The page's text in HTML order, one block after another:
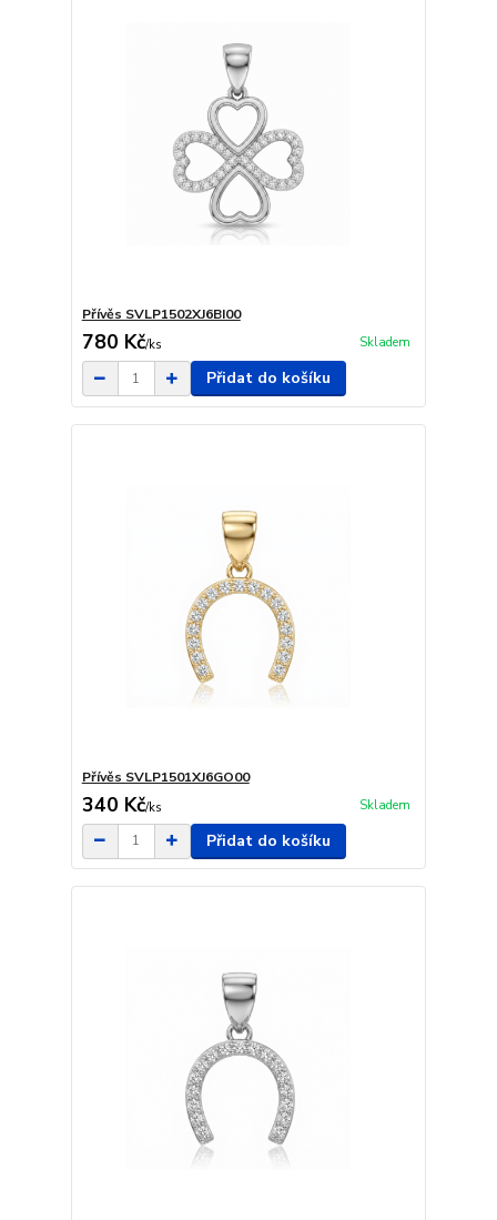
Přívěs SVLP1502XJ6BI00
780 Kč/ks Skladem
Přidat do košíku
Přívěs SVLP1501XJ6GO00
340 Kč/ks Skladem
Přidat do košíku